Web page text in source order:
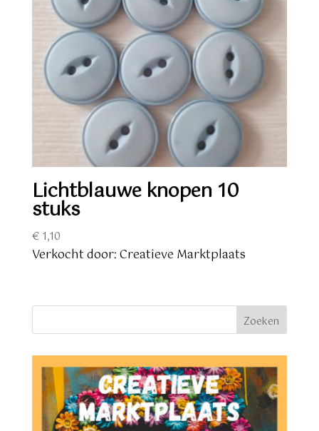
Lichtblauwe knopen 10
stuks
€1,10
Verkocht door: Creatieve Marktplaats
Zoeken